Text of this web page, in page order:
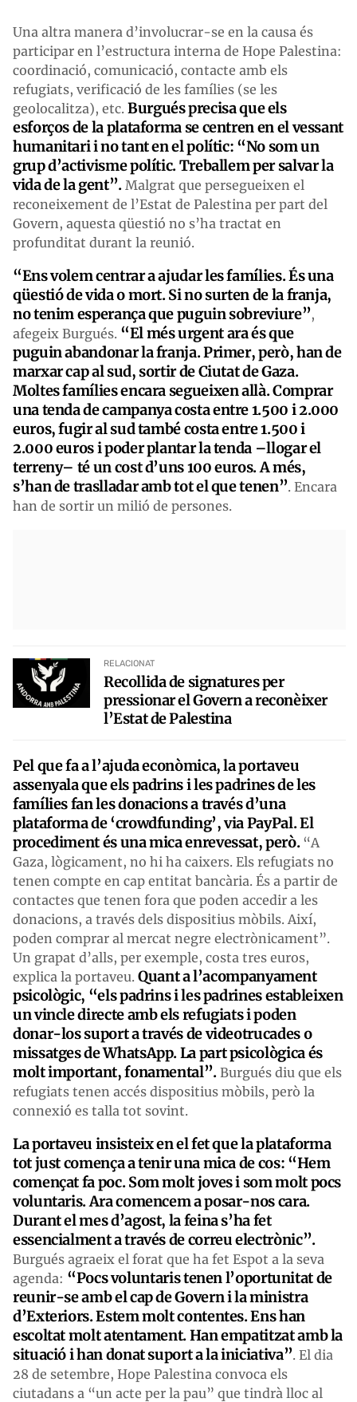
Una altra manera d’involucrar-se en la causa és
participar en l’estructura interna de Hope Palestina:
coordinació, comunicació, contacte amb els
refugiats, verificació de les famílies (se les
geolocalitza), etc. Burgués precisa que els
esforços de la plataforma se centren en el vessant
humanitari i no tant en el polític: “No som un
grup d’activisme polític. Treballem per salvar la
vida de la gent”.Malgrat que persegueixen el
reconeixement de l’Estat de Palestina per part del
Govern, aquesta qüestió no s’ha tractat en
profunditat durant la reunió.
“Ens volem centrar a ajudar les famílies. És una
qüestió de vida o mort. Si no surten de la franja,
no tenim esperança que puguin sobreviure”,
afegeix Burgués. “El més urgent ara és que
puguin abandonar la franja. Primer, però, han de
marxar cap al sud, sortir de Ciutat de Gaza.
Moltes famílies encara segueixen allà. Comprar
una tenda de campanya costa entre 1.500 i 2.000
euros, fugir al sud també costa entre 1.500 i
2.000 euros i poder plantar la tenda –llogar el
terreny– té un cost d’uns 100 euros. A més,
s’han de traslladar amb tot el que tenen”. Encara
han de sortir un milió de persones.
RELACIONAT
Recollida de signatures per
pressionar el Govern a reconèixer
l’Estat de Palestina
Pel que fa a l’ajuda econòmica, la portaveu
assenyala que els padrins i les padrines de les
famílies fan les donacions a través d’una
plataforma de ‘crowdfunding’, via PayPal. El
procediment és una mica enrevessat, però.“A
Gaza, lògicament, no hi ha caixers. Els refugiats no
tenen compte en cap entitat bancària. És a partir de
contactes que tenen fora que poden accedir a les
donacions, a través dels dispositius mòbils. Així,
poden comprar al mercat negre electrònicament”.
Un grapat d’alls, per exemple, costa tres euros,
explica la portaveu. Quant a l’acompanyament
psicològic, “els padrins i les padrines estableixen
un vincle directe amb els refugiats i poden
donar-los suport a través de videotrucades o
missatges de WhatsApp. La part psicològica és
molt important, fonamental”.Burgués diu que els
refugiats tenen accés dispositius mòbils, però la
connexió es talla tot sovint.
La portaveu insisteix en el fet que la plataforma
tot just comença a tenir una mica de cos: “Hem
començat fa poc. Som molt joves i som molt pocs
voluntaris. Ara comencem a posar-nos cara.
Durant el mes d’agost, la feina s’ha fet
essencialment a través de correu electrònic”.
Burgués agraeix el forat que ha fet Espot a la seva
agenda: “Pocs voluntaris tenen l’oportunitat de
reunir-se amb el cap de Govern i la ministra
d’Exteriors. Estem molt contentes. Ens han
escoltat molt atentament. Han empatitzat amb la
situació i han donat suport a la iniciativa”. El dia
28 de setembre, Hope Palestina convoca els
ciutadans a “un acte per la pau” que tindrà lloc al